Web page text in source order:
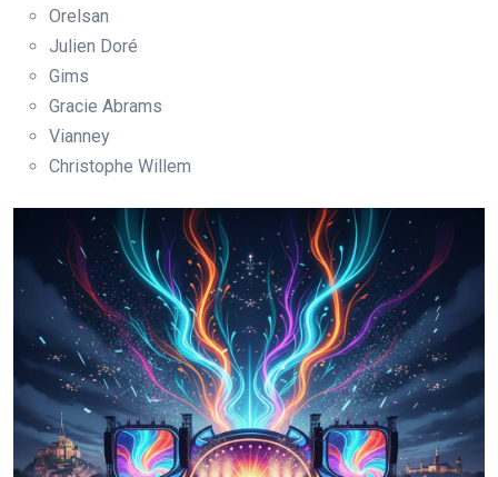
Orelsan
Julien Doré
Gims
Gracie Abrams
Vianney
Christophe Willem